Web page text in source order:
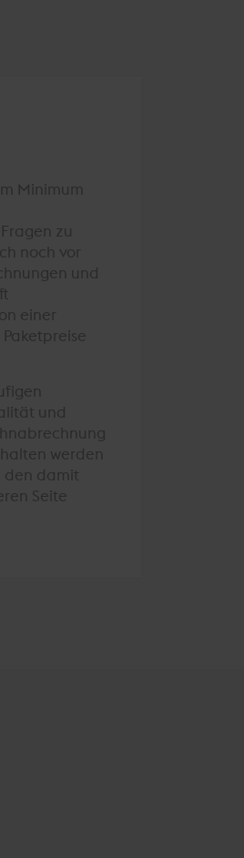
Minimum
zu
noch vor
und
einer
und
werden
den damit
Seite